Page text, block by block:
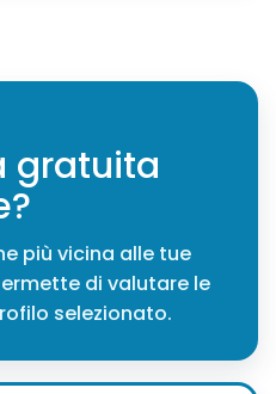
gratuita
più vicina alle tue
di valutare le
selezionato.